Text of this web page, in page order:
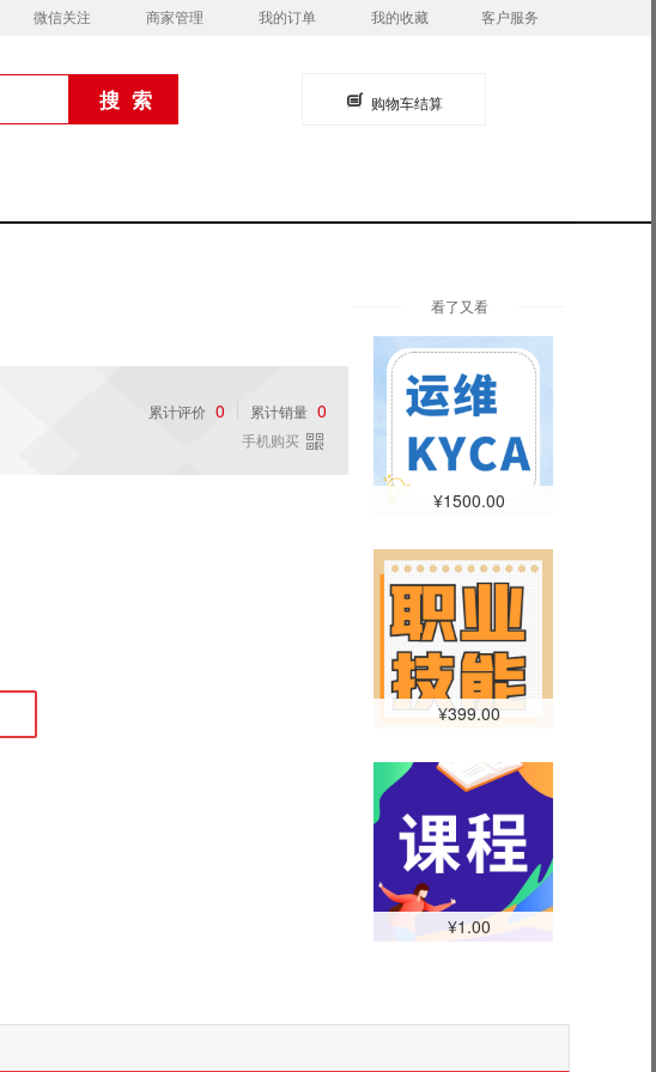
微信关注 商家管理 我的订单 我的收藏 客户服务
购物车结算
累计评价 0 累计销量 0
手机购买
看了又看
¥1500.00
¥399.00
¥1.00